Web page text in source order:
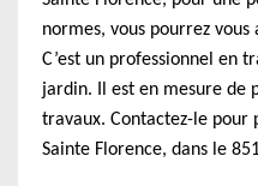
normes, vous pourrez
C’est un professionnel en
jardin. Il est en mesure de
travaux. Contactez-le pour
Sainte Florence, dans le